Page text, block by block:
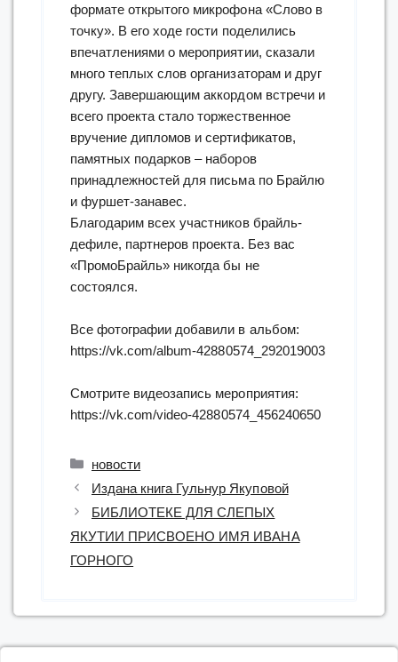
формате открытого микрофона «Слово в
точку». В его ходе гости поделились
впечатлениями о мероприятии, сказали
много теплых слов организаторам и друг
другу. Завершающим аккордом встречи и
всего проекта стало торжественное
вручение дипломов и сертификатов,
памятных подарков – наборов
принадлежностей для письма по Брайлю
и фуршет-занавес.
Благодарим всех участников брайль-
дефиле, партнеров проекта. Без вас
«ПромоБрайль» никогда бы не
состоялся.
Все фотографии добавили в альбом:
https://vk.com/album-42880574_292019003
Смотрите видеозапись мероприятия:
https://vk.com/video-42880574_456240650
Рубрики
новости
Издана книга Гульнур Якуповой
БИБЛИОТЕКЕ ДЛЯ СЛЕПЫХ
ЯКУТИИ ПРИСВОЕНО ИМЯ ИВАНА
ГОРНОГО